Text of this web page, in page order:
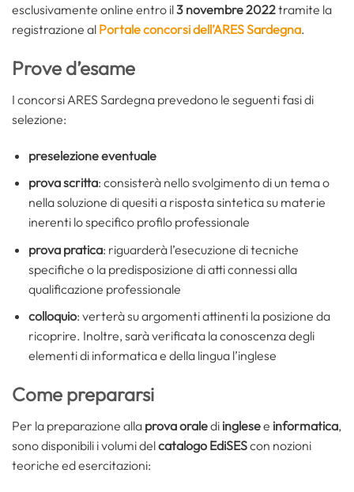
esclusivamente online entro il3 novembre 2022tramite la
registrazione al Portale concorsi dell’ARES Sardegna.
Prove d’esame
I concorsi ARES Sardegna prevedono le seguenti fasi di
selezione:
preselezione eventuale
prova scritta: consisterà nello svolgimento di un tema o
nella soluzione di quesiti a risposta sintetica su materie
inerenti lo specifico profilo professionale
prova pratica: riguarderà l’esecuzione di tecniche
specifiche o la predisposizione di atti connessi alla
qualificazione professionale
colloquio: verterà su argomenti attinenti la posizione da
ricoprire. Inoltre, sarà verificata la conoscenza degli
elementi di informatica e della lingua l’inglese
Come prepararsi
Per la preparazione alla prova oraledi inglesee informatica,
sono disponibili i volumi delcatalogo EdiSEScon nozioni
teoriche ed esercitazioni: